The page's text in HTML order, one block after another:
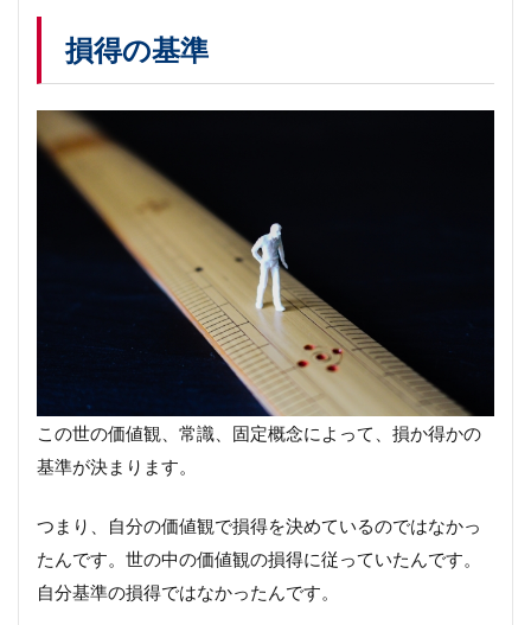
損得の基準
この世の価値観、常識、固定概念によって、損か得かの
基準が決まります。
つまり、自分の価値観で損得を決めているのではなかっ
たんです。世の中の価値観の損得に従っていたんです。
自分基準の損得ではなかったんです。